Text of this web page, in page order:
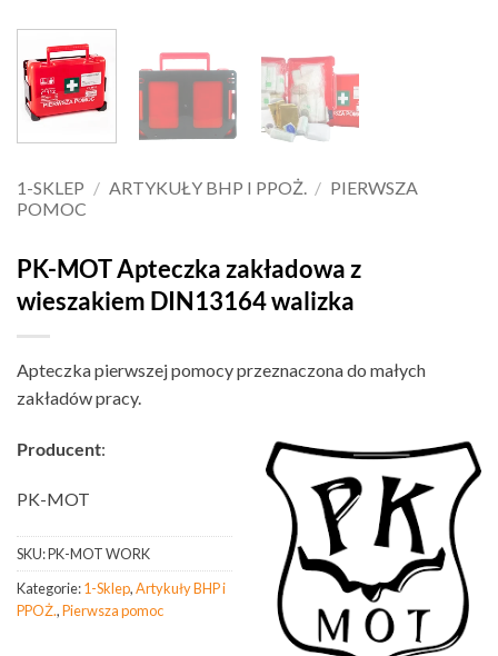
1-SKLEP / ARTYKUŁY BHP I PPOŻ. / PIERWSZA
POMOC
PK-MOT Apteczka zakładowa z
wieszakiem DIN13164 walizka
Apteczka pierwszej pomocy przeznaczona do małych
zakładów pracy.
Producent:
PK-MOT
SKU:PK-MOT WORK
Kategorie:1-Sklep,Artykuły BHP i
PPOŻ.,Pierwsza pomoc